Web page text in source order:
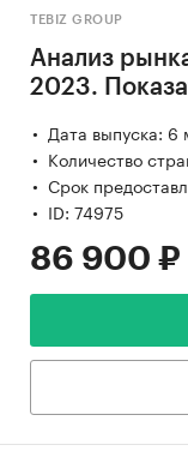
TEBIZ GROUP
Анализ
2023.
Дата выпуска: 6
Количество
Срок
ID: 74975
86 900 ₽